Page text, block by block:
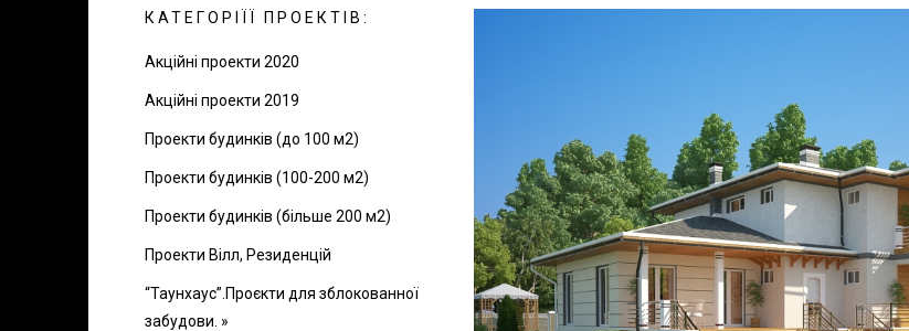
КАТЕГОРІЇЇ ПРОЕКТІВ:
Акційні проекти 2020
Акційні проекти 2019
Проекти будинків (до 100 м2)
Проекти будинків (100-200 м2)
Проекти будинків (більше 200 м2)
Проекти Вілл, Резиденцій
“Таунхаус”.Проєкти для зблокованної
забудови. »